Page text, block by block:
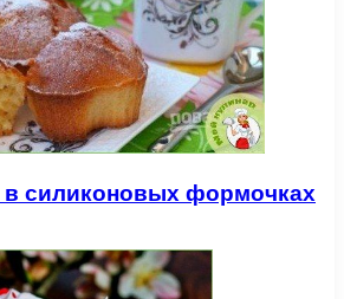
силиконовых формочках